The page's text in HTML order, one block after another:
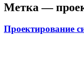
Метка —
Проектирование